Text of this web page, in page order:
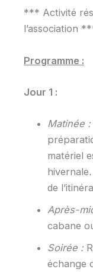
*** Activité
l’association
Programme :
Jour 1 :
Matinée :
matériel
hivernale.
de
Après-
cabane
Soirée :
échange